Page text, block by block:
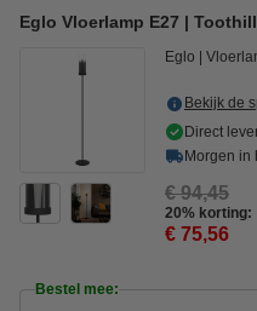
Eglo Vloerlamp E27 |
Eglo
Bekijk de
Direct
Morgen in
€ 94,45
20% korting:
€ 75,56
Bestel mee: